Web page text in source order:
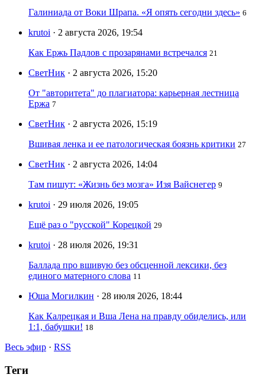
Галиниада от Воки Шрапа. «Я опять сегодни здесь» 6
krutoi · 2 августа 2026, 19:54
Как Ержь Падлов с прозарянами встречался 21
СветНик · 2 августа 2026, 15:20
От "авторитета" до плагиатора: карьерная лестница
Ержа 7
СветНик · 2 августа 2026, 15:19
Вшивая ленка и ее патологическая боязнь критики 27
СветНик · 2 августа 2026, 14:04
Там пишут: «Жизнь без мозга» Изя Вайснегер 9
krutoi · 29 июля 2026, 19:05
Ещё раз о "русской" Корецкой 29
krutoi · 28 июля 2026, 19:31
Баллада про вшивую без обсценной лексики, без
единого матерного слова 11
Юша Могилкин · 28 июля 2026, 18:44
Как Калрецкая и Вша Лена на правду обиделись, или
1:1, бабушки! 18
Весь эфир · RSS
Теги